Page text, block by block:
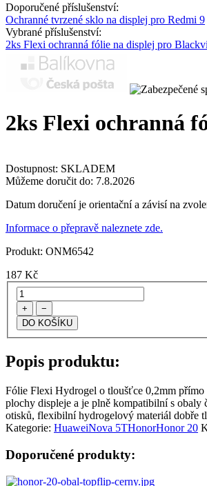
Doporučené příslušenství:
Ochranné tvrzené sklo na displej pro Redmi 9
Vybrané příslušenství:
2ks Flexi ochranná fólie na displej pro
2ks Flexi ochranná
Dostupnost: SKLADEM
Můžeme doručit do: 7.8.2026
Datum doručení je orientační a závisí na
Informace o přepravě naleznete zde.
Produkt: ONM6542
187 Kč
+ −
Popis produktu:
Fólie Flexi Hydrogel o tloušťce 0,2mm
plochy displeje a je plně kompatibilní s
otisků, flexibilní hydrogelový materiál dobře
Kategorie: HuaweiNova 5THonorHonor 20
Doporučené produkty: